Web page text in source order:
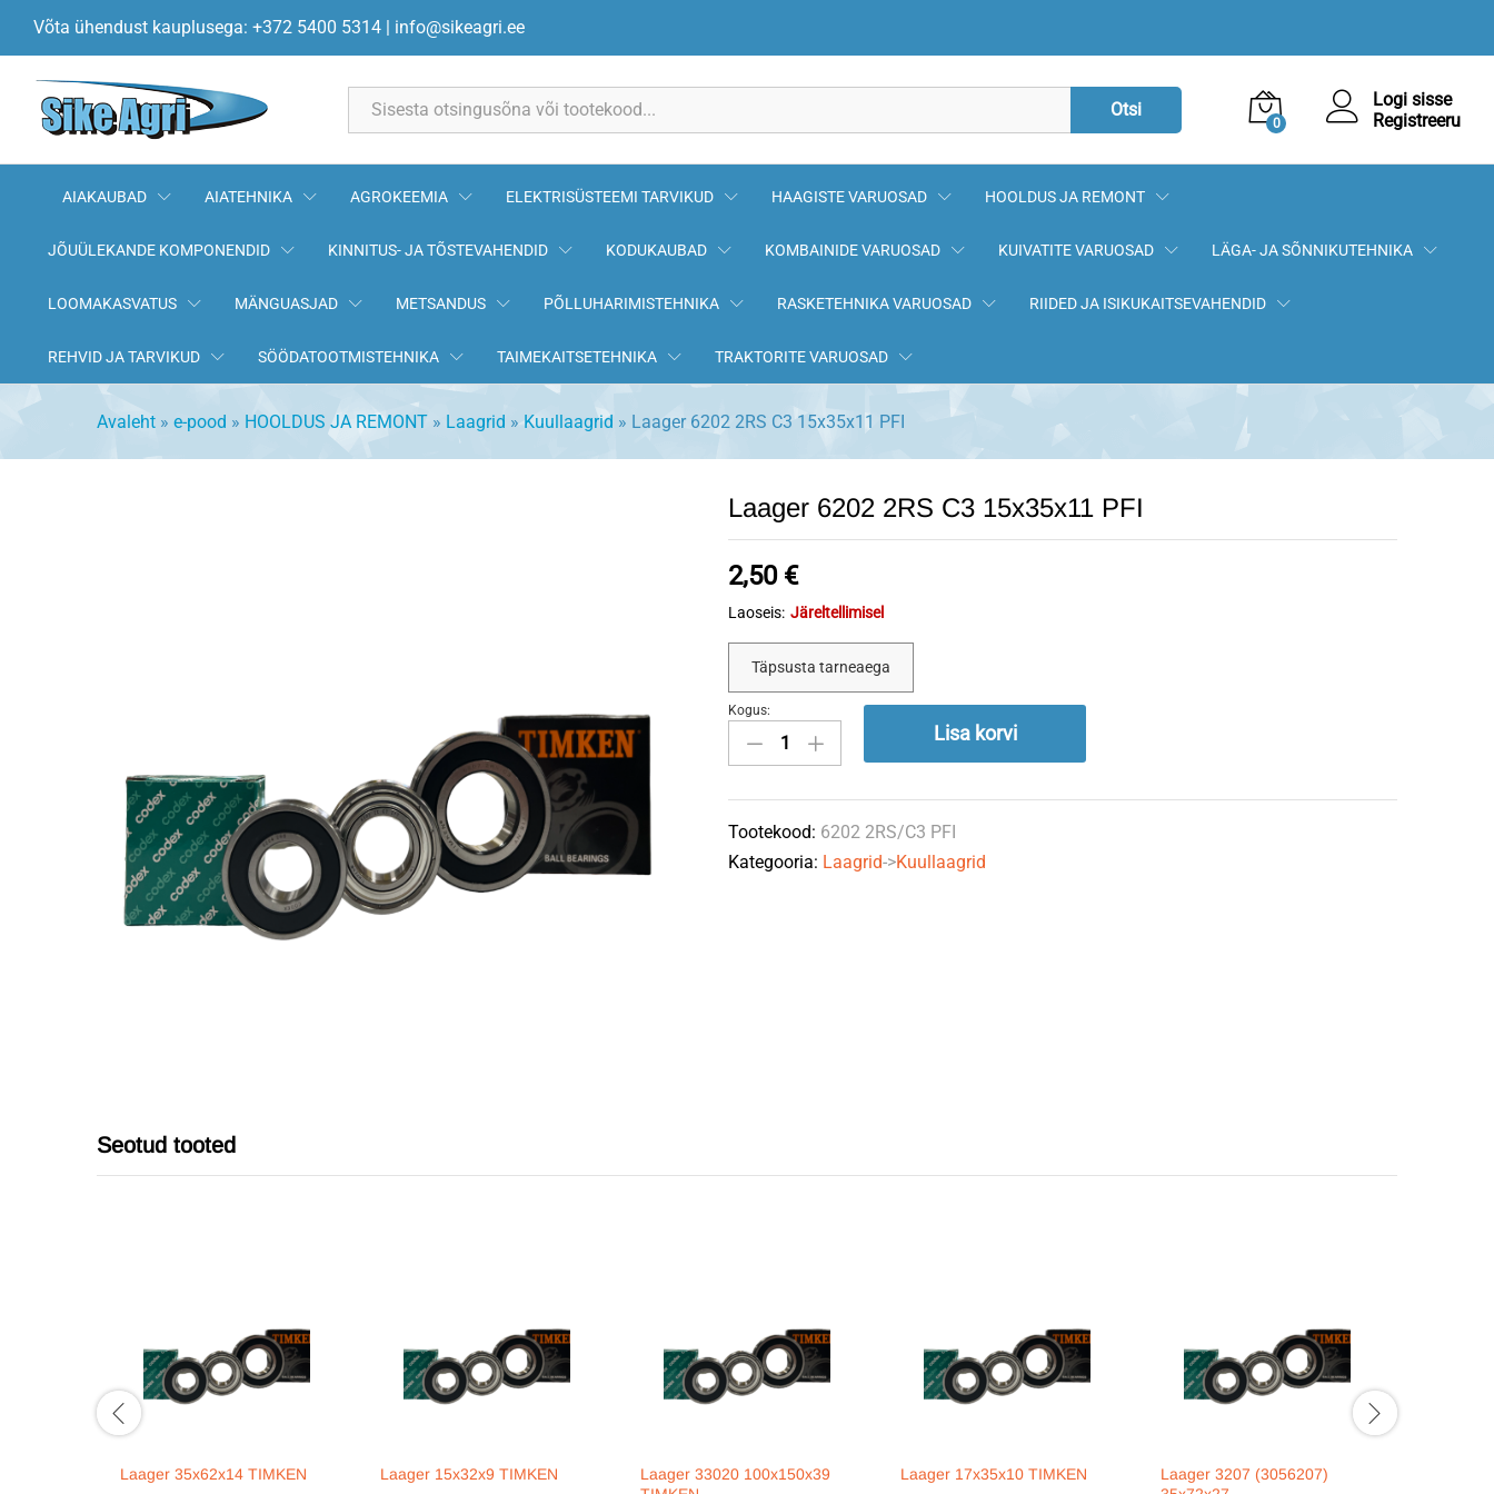
Võta ühendust kauplusega: +372 5400 5314 | info@sikeagri.ee
Otsi
0
Logi sisse
Registreeru
AIAKAUBAD AIATEHNIKA AGROKEEMIA ELEKTRISÜSTEEMI TARVIKUD HAAGISTE VARUOSAD HOOLDUS JA REMONT
JÕUÜLEKANDE KOMPONENDID KINNITUS- JA TÕSTEVAHENDID KODUKAUBAD KOMBAINIDE VARUOSAD KUIVATITE VARUOSAD LÄGA- JA SÕNNIKUTEHNIKA
LOOMAKASVATUS MÄNGUASJAD METSANDUS PÕLLUHARIMISTEHNIKA RASKETEHNIKA VARUOSAD RIIDED JA ISIKUKAITSEVAHENDID
REHVID JA TARVIKUD SÖÖDATOOTMISTEHNIKA TAIMEKAITSETEHNIKA TRAKTORITE VARUOSAD
Avaleht » e-pood » HOOLDUS JA REMONT » Laagrid » Kuullaagrid » Laager 6202 2RS C3 15x35x11 PFI
Laager 6202 2RS C3 15x35x11 PFI
2,50 €
Laoseis: Järeltellimisel
Täpsusta tarneaega
Laager
6202
C3
15x35x11
PFI
Kogus:
Lisa korvi
Tootekood: 6202 2RS/C3 PFI
Kategooria: Laagrid->Kuullaagrid
Seotud tooted
Laager 35x62x14 TIMKEN Laager 15x32x9 TIMKEN
Laager 33020 100x150x39
Laager 17x35x10 TIMKEN
Laager 3207 (3056207)
Laager 6202 2RS C3 15x35x11 PFI